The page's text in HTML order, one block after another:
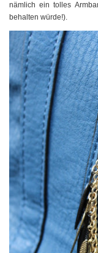
nämlich ein tolles
behalten würde!).